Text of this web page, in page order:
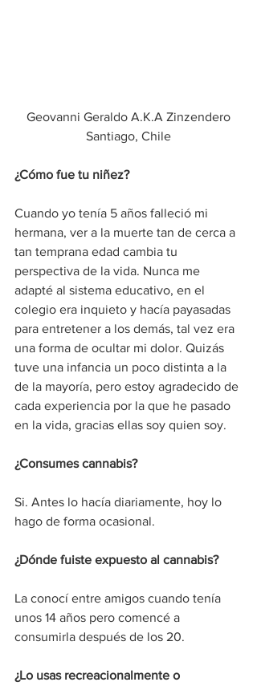
Geovanni Geraldo A.K.A Zinzendero
Santiago, Chile
¿Cómo fue tu niñez?
Cuando yo tenía 5 años falleció mi
hermana, ver a la muerte tan de cerca a
tan temprana edad cambia tu
perspectiva de la vida. Nunca me
adapté al sistema educativo, en el
colegio era inquieto y hacía payasadas
para entretener a los demás, tal vez era
una forma de ocultar mi dolor. Quizás
tuve una infancia un poco distinta a la
de la mayoría, pero estoy agradecido de
cada experiencia por la que he pasado
en la vida, gracias ellas soy quien soy.
¿Consumes cannabis?
Si. Antes lo hacía diariamente, hoy lo
hago de forma ocasional.
¿Dónde fuiste expuesto al cannabis?
La conocí entre amigos cuando tenía
unos 14 años pero comencé a
consumirla después de los 20.
¿Lo usas recreacionalmente o